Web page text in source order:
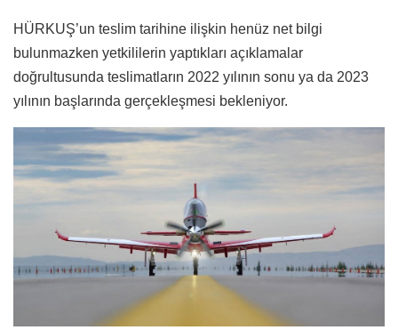
HÜRKUŞ’un teslim tarihine ilişkin henüz net bilgi
bulunmazken yetkililerin yaptıkları açıklamalar
doğrultusunda teslimatların 2022 yılının sonu ya da 2023
yılının başlarında gerçekleşmesi bekleniyor.